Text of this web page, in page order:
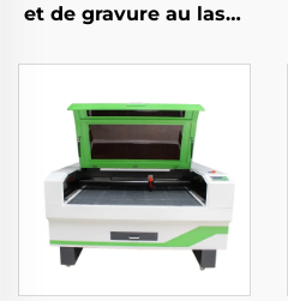
et de gravure au laser
magnétique 1325,